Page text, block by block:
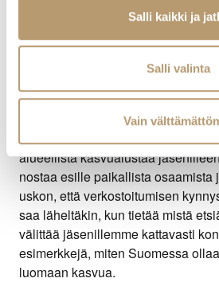
Salli kaikki ja
Salli valinta
Vain
apua. – Olen hieman huolissani
työelämän hurjassa
työssään merkityksellisyyttä, arki
Hyvä itsetuntemus on pohja sille,
kehittyä fiksusti ja kestävästi,
yksilö kehittyy, yrityskin menestyy.
Markkinointiliitto luo
alueellista kasvualustaa
nostaa esille paikallista osaamista
uskon, että verkostoitumisen
saa läheltäkin, kun tietää mistä
välittää jäsenillemme kattavasti
esimerkkejä, miten Suomessa
luomaan kasvua.